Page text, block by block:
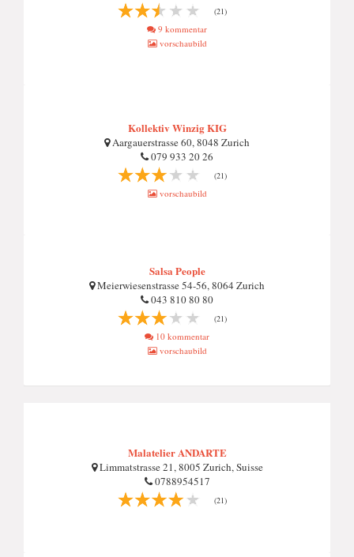
(21)
9 kommentar
vorschaubild
Kollektiv Winzig KIG
Aargauerstrasse 60, 8048 Zurich
079 933 20 26
(21)
vorschaubild
Salsa People
Meierwiesenstrasse 54-56, 8064 Zurich
043 810 80 80
(21)
10 kommentar
vorschaubild
Malatelier ANDARTE
Limmatstrasse 21, 8005 Zurich, Suisse
0788954517
(21)